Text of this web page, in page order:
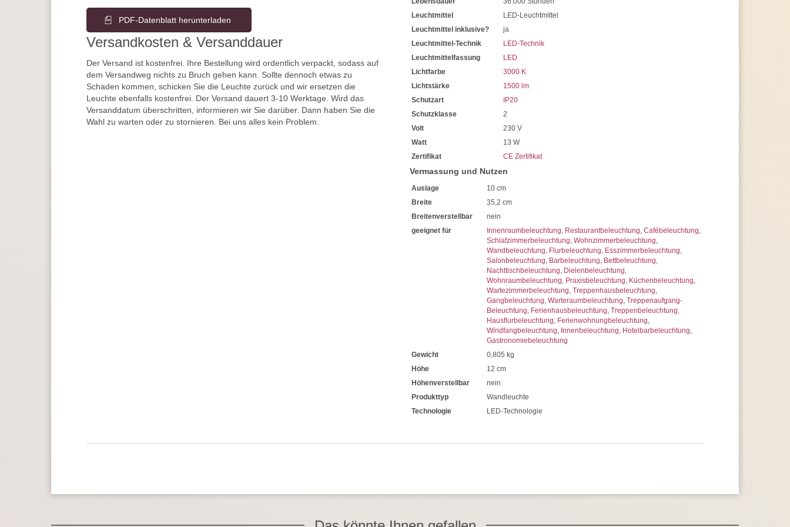
Bei Fragen, kontaktieren Sie uns jederzeit
Erkundigen Sie sich bei höherer Artikelanzahl nach Mengenrabatten
PDF-Datenblatt herunterladen
Versandkosten & Versanddauer
Der Versand ist kostenfrei. Ihre Bestellung wird ordentlich verpackt, sodass auf
dem Versandweg nichts zu Bruch gehen kann. Sollte dennoch etwas zu
Schaden kommen, schicken Sie die Leuchte zurück und wir ersetzen die
Leuchte ebenfalls kostenfrei. Der Versand dauert 3-10 Werktage. Wird das
Versanddatum überschritten, informieren wir Sie darüber. Dann haben Sie die
Wahl zu warten oder zu stornieren. Bei uns alles kein Problem.
Leuchtmittel
LED-Leuchtmittel
Leuchtmittel inklusive?
ja
Leuchtmittel-Technik
LED-Technik
Leuchtmittelfassung
LED
Lichtfarbe
3000 K
Lichtstärke
1500 lm
Schutzart
IP20
Schutzklasse
2
Volt
230 V
Watt
13 W
Zertifikat
CE Zertifikat
Vermassung und Nutzen
Auslage
10 cm
Breite
35,2 cm
Breitenverstellbar
nein
geeignet für
Innenraumbeleuchtung, Restaurantbeleuchtung, Cafébeleuchtung,
Schlafzimmerbeleuchtung, Wohnzimmerbeleuchtung,
Wandbeleuchtung, Flurbeleuchtung, Esszimmerbeleuchtung,
Salonbeleuchtung, Barbeleuchtung, Bettbeleuchtung,
Nachttischbeleuchtung, Dielenbeleuchtung,
Wohnraumbeleuchtung, Praxisbeleuchtung, Küchenbeleuchtung,
Wartezimmerbeleuchtung, Treppenhausbeleuchtung,
Gangbeleuchtung, Warteraumbeleuchtung, Treppenaufgang-
Beleuchtung, Ferienhausbeleuchtung, Treppenbeleuchtung,
Hausflurbeleuchtung, Ferienwohnungbeleuchtung,
Windfangbeleuchtung, Innenbeleuchtung, Hotelbarbeleuchtung,
Gastronomiebeleuchtung
Gewicht
0,805 kg
Höhe
12 cm
Höhenverstellbar
nein
Produkttyp
Wandleuchte
Technologie
LED-Technologie